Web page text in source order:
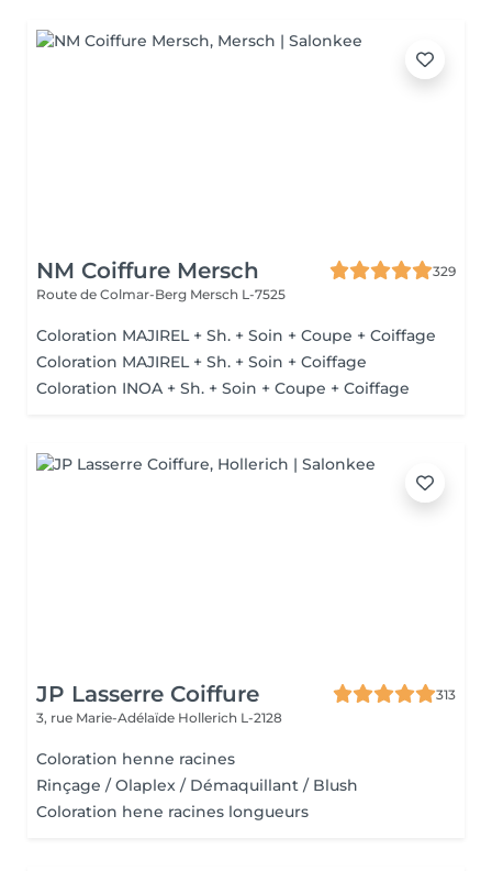
NM Coiffure Mersch
329
Route de Colmar-Berg Mersch L-7525
Coloration MAJIREL + Sh. + Soin + Coupe + Coiffage
Coloration MAJIREL + Sh. + Soin + Coiffage
Coloration INOA + Sh. + Soin + Coupe + Coiffage
JP Lasserre Coiffure
313
3, rue Marie-Adélaïde Hollerich L-2128
Coloration henne racines
Rinçage / Olaplex / Démaquillant / Blush
Coloration hene racines longueurs